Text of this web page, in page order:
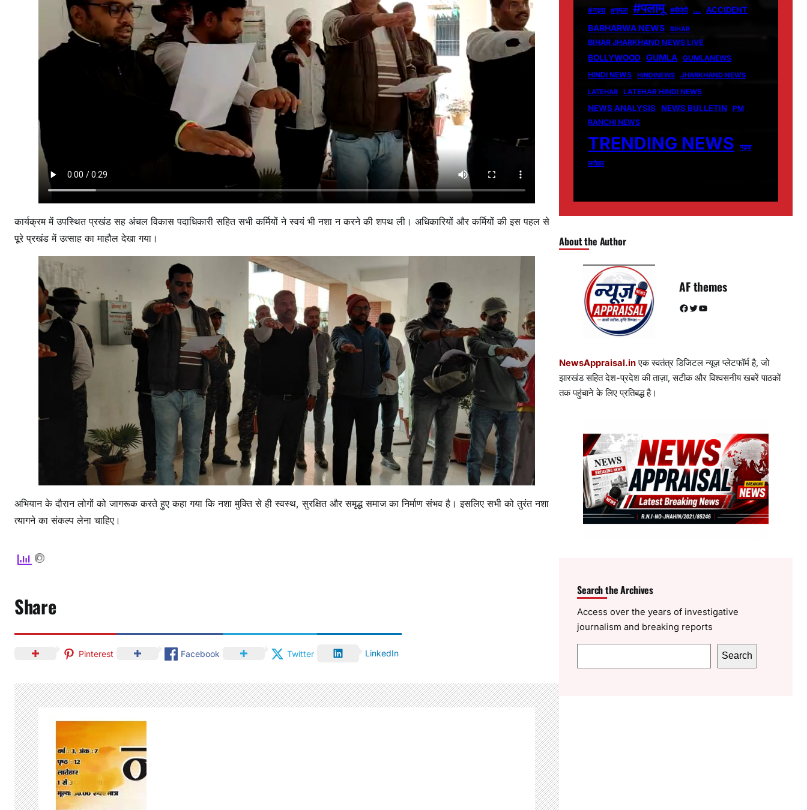
कार्यक्रम में उपस्थित प्रखंड सह अंचल विकास पदाधिकारी सहित सभी कर्मियों ने स्वयं भी नशा न करने की शपथ ली। अधिकारियों और कर्मियों की इस पहल से
पूरे प्रखंड में उत्साह का माहौल देखा गया।
अभियान के दौरान लोगों को जागरूक करते हुए कहा गया कि नशा मुक्ति से ही स्वस्थ, सुरक्षित और समृद्ध समाज का निर्माण संभव है। इसलिए सभी को तुरंत नशा
त्यागने का संकल्प लेना चाहिए।
Share
Pinterest Facebook Twitter LinkedIn
#गढ़वा #गुमला #पलामू #बीजेपी … ACCIDENT
BARHARWA NEWS BIHAR
BIHAR JHARKHAND NEWS LIVE
BOLLYWOOD GUMLA
GUMLANEWS
HINDI NEWS
HINDINEWS
JHARKHAND NEWS
LATEHAR
LATEHAR HINDI NEWS
NEWS ANALYSIS NEWS BULLETIN
PM
RANCHI NEWS
TRENDING NEWS
गढ़वा
लातेहार
About the Author
AF themes
Facebook Twitter YouTube
NewsAppraisal.inएक स्वतंत्र डिजिटल न्यूज़ प्लेटफॉर्म है, जो
झारखंड सहित देश-प्रदेश की ताज़ा, सटीक और विश्वसनीय खबरें पाठकों
तक पहुंचाने के लिए प्रतिबद्ध है।
Search the Archives
Access over the years of investigative
journalism and breaking reports
e
Search